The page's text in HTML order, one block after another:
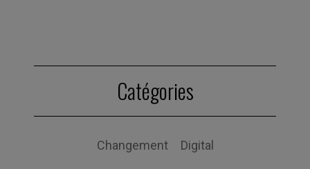
Catégories
Changement Digital